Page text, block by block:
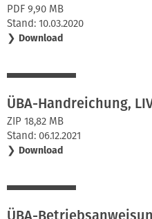
PDF 9,90 MB
Stand: 10.03.2020
❯ Download
ÜBA-Handreichung,
ZIP 18,82 MB
Stand: 06.12.2021
❯ Download
ÜBA-